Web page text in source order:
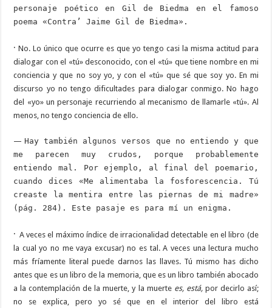
personaje poético en Gil de Biedma en el famoso
poema «Contra’ Jaime Gil de Biedma».
· No. Lo único que ocurre es que yo tengo casi la misma actitud para
dialogar con el «tú» desconocido, con el «tú» que tiene nombre en mi
conciencia y que no soy yo, y con el «tú» que sé que soy yo. En mi
discurso yo no tengo dificultades para dialogar conmigo. No hago
del «yo» un personaje recurriendo al mecanismo de llamarle «tú». Al
menos, no tengo conciencia de ello.
— Hay también algunos versos que no entiendo y que
me parecen muy crudos, porque probablemente
entiendo mal. Por ejemplo, al final del poemario,
cuando dices «Me alimentaba la fosforescencia. Tú
creaste la mentira entre las piernas de mi madre»
(pág. 284). Este pasaje es para mí un enigma.
· A veces el máximo índice de irracionalidad detectable en el libro (de
la cual yo no me vaya excusar) no es tal. A veces una lectura mucho
más fríamente literal puede darnos las llaves. Tú mismo has dicho
antes que es un libro de la memoria, que es un libro también abocado
a la contemplación de la muerte, y la muerte es, está, por decirlo así;
no se explica, pero yo sé que en el interior del libro está